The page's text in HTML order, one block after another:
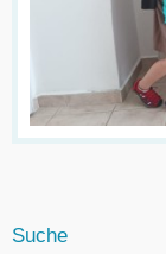
Suche